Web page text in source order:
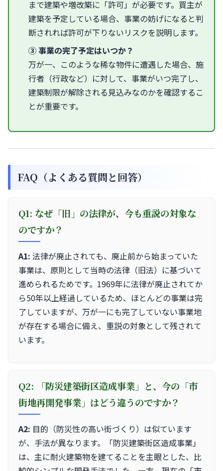
まで建築や増改築に「許可」が必要です。買主が
建築を予定している場合、事業の妨げになると判
断されれば許可が下りないリスクを説明します。
③ 事業の完了予定はいつか？
万が一、このような稀な物件に遭遇した場合、施
行者（行政など）に対して、事業がいつ完了し、
建築制限が解除される見込みなのかを確認するこ
とが重要です。
FAQ（よくある質問と回答）
Q1: なぜ「旧」の法律が、今も重説の対象な
のですか？
A1: 法律が廃止されても、廃止前から始まっていた
事業は、原則として当時の法律（旧法）に基づいて
進められるためです。1969年に法律が廃止されてか
ら50年以上経過しているため、ほとんどの事業は完
了していますが、万が一にも完了していない事業地
が存在する場合に備え、重説の対象として残されて
います。
Q2: 「防災建築街区造成事業」と、今の「市
街地再開発事業」はどう違うのですか？
A2: 目的（防災性の高い街づくり）は似ています
が、手法が異なります。「防災建築街区造成事業」
は、主に耐火建築物を建てることを主眼とした、比